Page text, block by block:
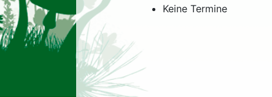
Keine Termine